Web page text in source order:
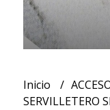
Inicio
SERVILLETERO